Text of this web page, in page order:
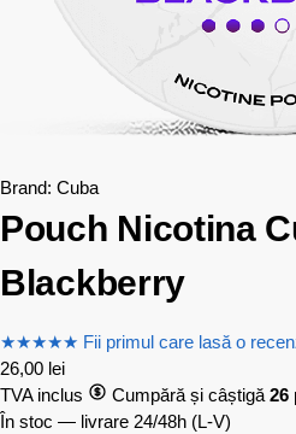
Brand: Cuba
Pouch Nicotina
Blackberry
★★★★★ Fii primul care lasă o
26,00 lei
TVA inclus
Cumpără și câștigă 26
În stoc — livrare 24/48h (L-V)